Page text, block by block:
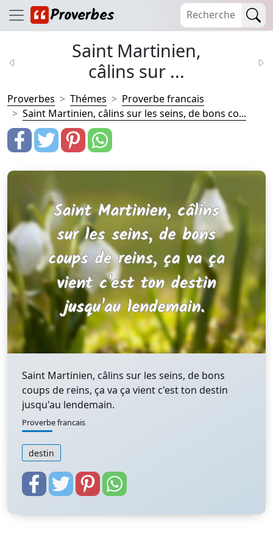
Saint Martinien,
câlins sur ...
Proverbes Thémes
Proverbe francais
Saint Martinien, câlins sur les seins, de bons co...
Saint Martinien, câlins sur les seins, de bons
coups de reins, ça va ça vient c'est ton destin
jusqu'au lendemain.
Proverbe francais
destin